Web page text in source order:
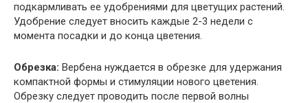
подкармливать ее удобрениями для цветущих растений.
Удобрение следует вносить каждые 2-3 недели с
момента посадки и до конца цветения.
Обрезка: Вербена нуждается в обрезке для удержания
компактной формы и стимуляции нового цветения.
Обрезку следует проводить после первой волны